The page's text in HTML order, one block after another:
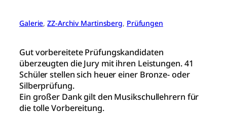
Galerie, ZZ-Archiv Martinsberg, Prüfungen
Gut vorbereitete Prüfungskandidaten
überzeugten die Jury mit ihren Leistungen. 41
Schüler stellen sich heuer einer Bronze- oder
Silberprüfung.
Ein großer Dank gilt den Musikschullehrern für
die tolle Vorbereitung.